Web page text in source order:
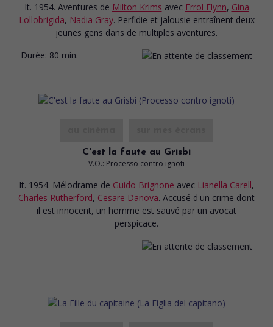
It. 1954. Aventures de Milton Krims avec Errol Flynn, Gina
Lollobrigida, Nadia Gray. Perfidie et jalousie entraînent deux
jeunes gens dans de multiples aventures.
Durée: 80 min.
C'est la faute au Grisbi
V.O.: Processo contro ignoti
It. 1954. Mélodrame de Guido Brignone avec Lianella Carell,
Charles Rutherford, Cesare Danova. Accusé d'un crime dont
il est innocent, un homme est sauvé par un avocat
perspicace.